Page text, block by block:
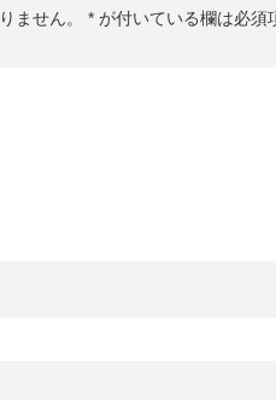
ません。 * が付いている欄は必須